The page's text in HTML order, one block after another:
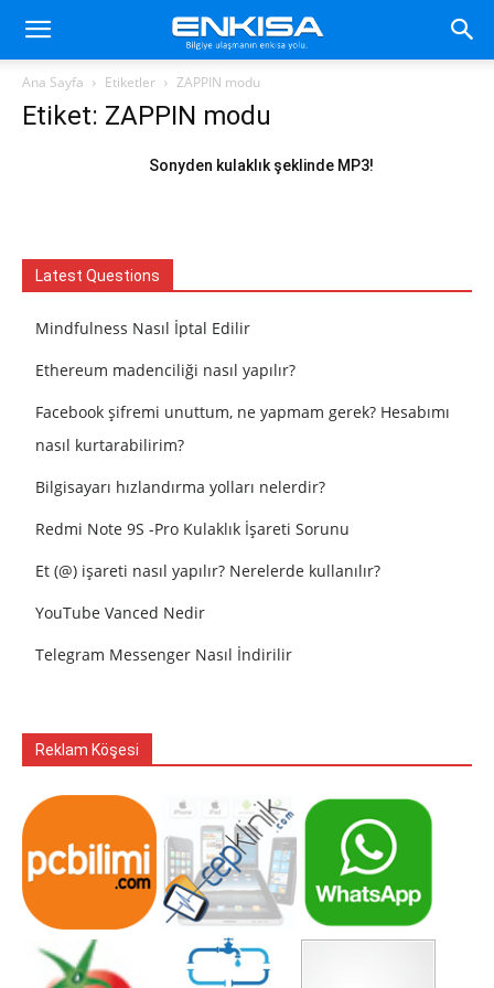
Ana Sayfa Etiketler ZAPPIN modu
Etiket: ZAPPIN modu
Sonyden kulaklık şeklinde MP3!
Latest Questions
Mindfulness Nasıl İptal Edilir
Ethereum madenciliği nasıl yapılır?
Facebook şifremi unuttum, ne yapmam gerek? Hesabımı
nasıl kurtarabilirim?
Bilgisayarı hızlandırma yolları nelerdir?
Redmi Note 9S -Pro Kulaklık İşareti Sorunu
Et (@) işareti nasıl yapılır? Nerelerde kullanılır?
YouTube Vanced Nedir
Telegram Messenger Nasıl İndirilir
Reklam Köşesi